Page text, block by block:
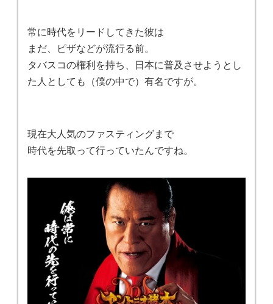
常に時代をリードしてきた彼は
まだ、ピザなどが流行る前。
タバスコの権利を持ち、日本に普及させようとし
た人としても（僕の中で）有名ですが。
現在大人気のファスティングまで
時代を先取って行っていたんですね。